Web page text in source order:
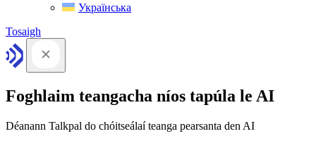
Українська
Tosaigh
Foghlaim teangacha níos tapúla le AI
Déanann Talkpal do chóitseálaí teanga pearsanta den AI